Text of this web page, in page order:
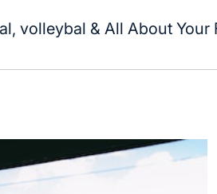
volleybal & All About Your